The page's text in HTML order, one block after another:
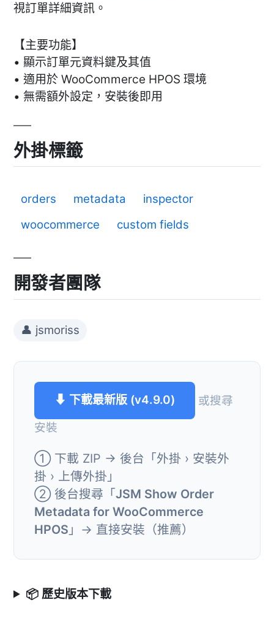
視訂單詳細資訊。
【主要功能】
• 顯示訂單元資料鍵及其值
• 適用於 WooCommerce HPOS 環境
• 無需額外設定，安裝後即用
外掛標籤
orders metadata
inspector
woocommerce
custom fields
開發者團隊
👤 jsmoriss
⬇ 下載最新版 (v4.9.0)
或搜尋
安裝
① 下載 ZIP → 後台「外掛 › 安裝外
掛 › 上傳外掛」
② 後台搜尋「JSM Show Order
Metadata for WooCommerce
HPOS 」→ 直接安裝（推薦）
📦 歷史版本下載